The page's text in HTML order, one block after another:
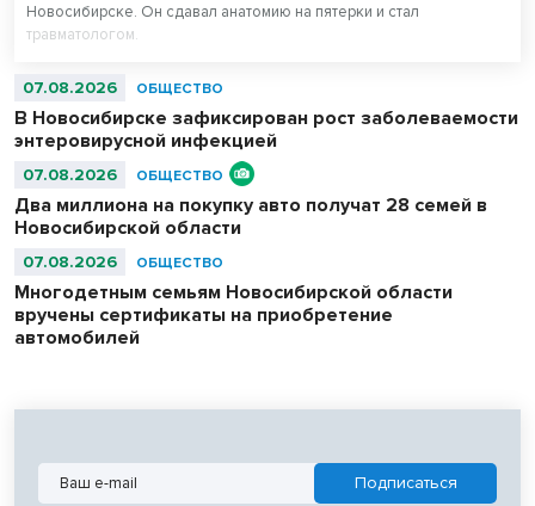
Новосибирске. Он сдавал анатомию на пятерки и стал
травматологом.
07.08.2026 ОБЩЕСТВО
В Новосибирске зафиксирован рост заболеваемости
энтеровирусной инфекцией
07.08.2026 ОБЩЕСТВО
Два миллиона на покупку авто получат 28 семей в
Новосибирской области
07.08.2026 ОБЩЕСТВО
Многодетным семьям Новосибирской области
вручены сертификаты на приобретение
автомобилей